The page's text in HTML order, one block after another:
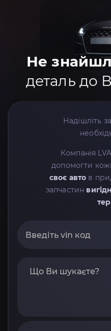
Не
деталь до
Надішліть
Компанія
допомогти
своє авто в
запчастин